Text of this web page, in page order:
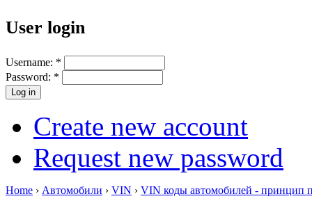
User login
Username: *
Password: *
Create new account
Request new password
Home › Автомобили › VIN › VIN коды автомобилей - принцип